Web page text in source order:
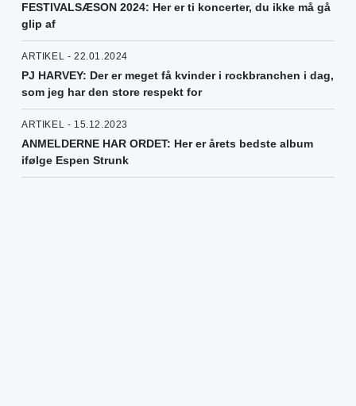
FESTIVALSÆSON 2024: Her er ti koncerter, du ikke må gå
glip af
ARTIKEL - 22.01.2024
PJ HARVEY: Der er meget få kvinder i rockbranchen i dag,
som jeg har den store respekt for
ARTIKEL - 15.12.2023
ANMELDERNE HAR ORDET: Her er årets bedste album
ifølge Espen Strunk